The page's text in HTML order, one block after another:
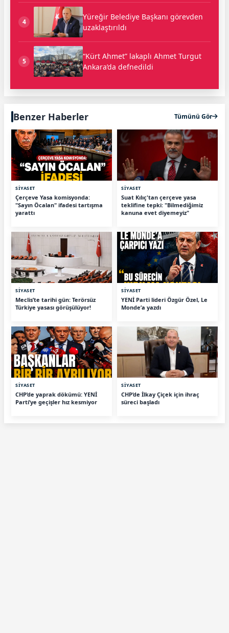
4
Yüreğir Belediye Başkanı görevden
uzaklaştırıldı
5
“Kürt Ahmet” lakaplı Ahmet Turgut
Ankara’da defnedildi
Benzer Haberler Tümünü Gör
SİYASET
Çerçeve Yasa komisyonda:
"Sayın Öcalan" ifadesi tartışma
yarattı
SİYASET
Suat Kılıç'tan çerçeve yasa
teklifine tepki: "Bilmediğimiz
kanuna evet diyemeyiz"
SİYASET
Meclis’te tarihi gün: Terörsüz
Türkiye yasası görüşülüyor!
SİYASET
YENİ Parti lideri Özgür Özel, Le
Monde’a yazdı
SİYASET
CHP’de yaprak dökümü: YENİ
Parti’ye geçişler hız kesmiyor
SİYASET
CHP’de İlkay Çiçek için ihraç
süreci başladı